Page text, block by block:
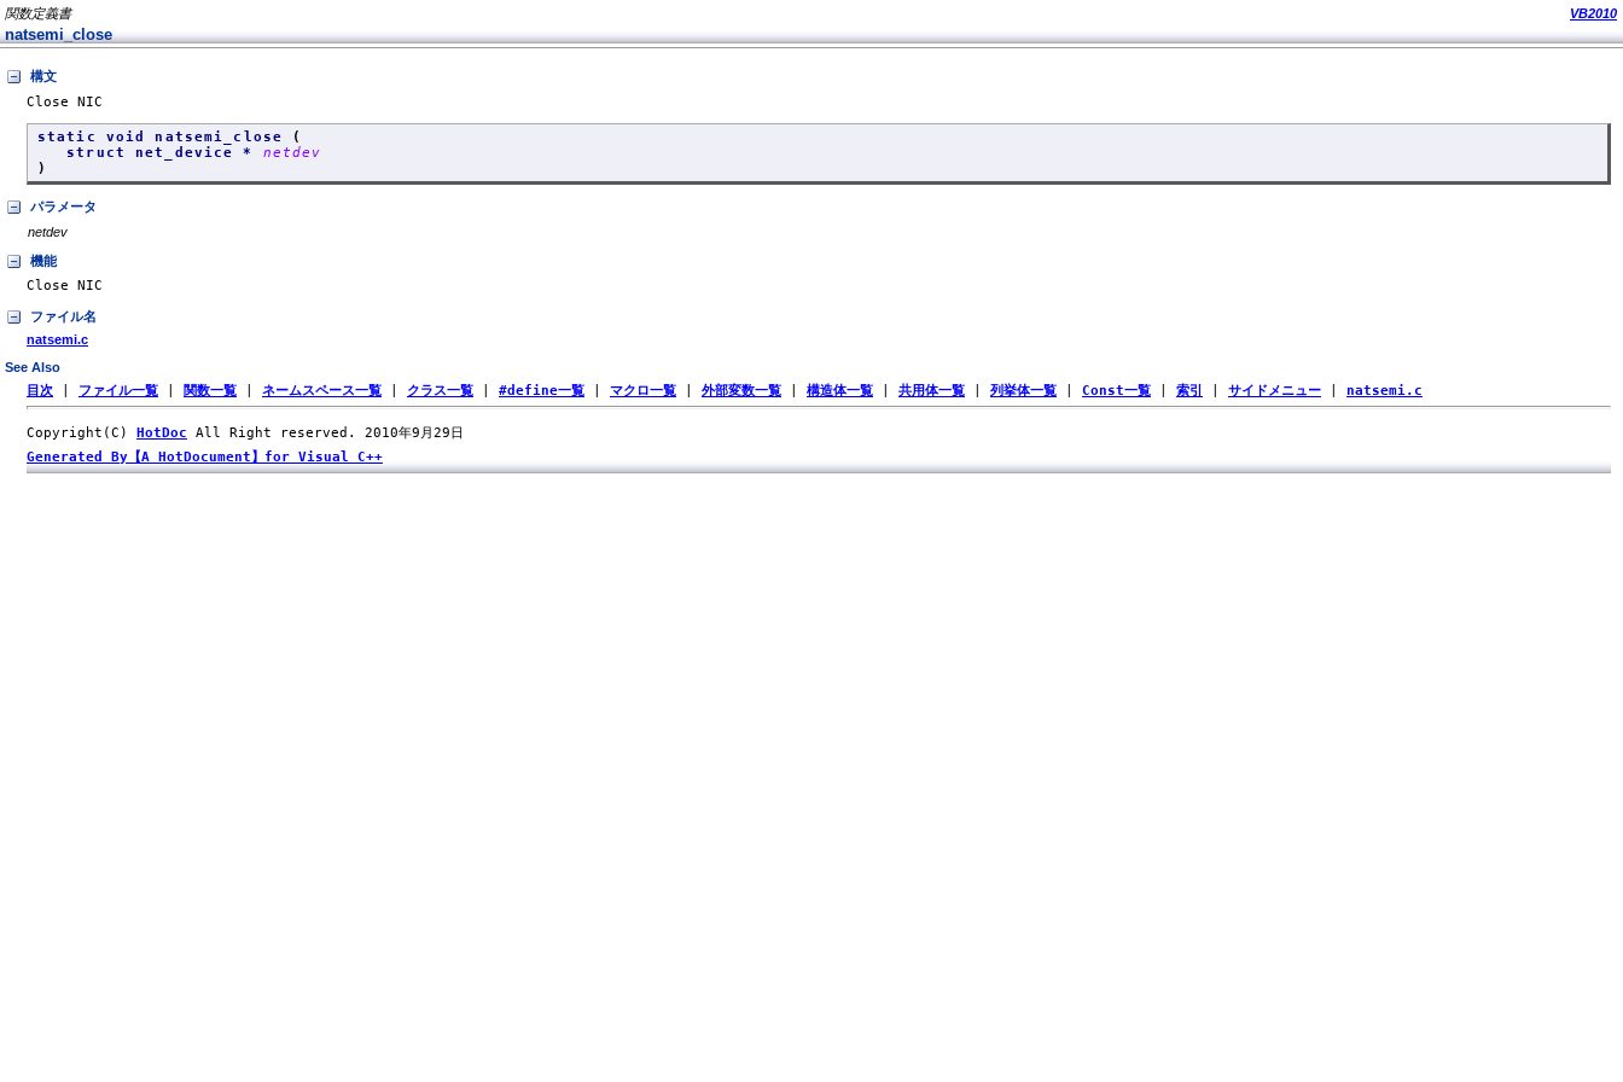
関数定義書 VB2010
natsemi_close
構文
Close NIC
static void natsemi_close
(
struct net_device * netdev
)
パラメータ
netdev
機能
Close NIC
ファイル名
natsemi.c
See Also
目次 ファイル一覧 関数一覧 ネームスペース一覧 クラス一覧 #define一覧 マクロ一覧 外部変数一覧 構造体一覧 共用体一覧 列挙体一覧 Const一覧 索引 サイドメニュー natsemi.c
Copyright(C) HotDoc All Right reserved. 2010年9月29日
Generated By【A HotDocument】for Visual C++